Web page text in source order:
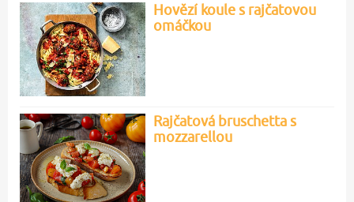
Hovězí koule s rajčatovou
omáčkou
Rajčatová bruschetta s
mozzarellou